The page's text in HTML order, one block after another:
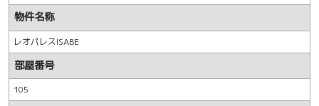
物件名称
レオパレスISABE
部屋番号
105